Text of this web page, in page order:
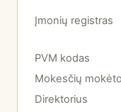
Įmonių registras
PVM kodas
Mokesčių
Direktorius